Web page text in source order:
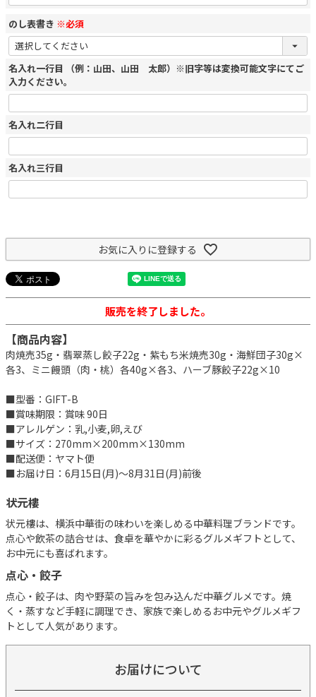
のし表書き ※必須
名入れ一行目 （例：山田、山田 太郎）※旧字等は変換可能文字にてご
入力ください。
名入れ二行目
名入れ三行目
お気に入りに登録する
販売を終了しました。
【商品内容】
肉焼売35g・翡翠蒸し餃子22g・紫もち米焼売30g・海鮮団子30g×
各3、ミニ饅頭（肉・桃）各40g×各3、ハーブ豚餃子22g×10
■型番：GIFT-B
■賞味期限：賞味 90日
■アレルゲン：乳,小麦,卵,えび
■サイズ：270mm×200mm×130mm
■配送便：ヤマト便
■お届け日：6月15日(月)～8月31日(月)前後
状元樓
状元樓は、横浜中華街の味わいを楽しめる中華料理ブランドです。
点心や飲茶の詰合せは、食卓を華やかに彩るグルメギフトとして、
お中元にも喜ばれます。
点心・餃子
点心・餃子は、肉や野菜の旨みを包み込んだ中華グルメです。焼
く・蒸すなど手軽に調理でき、家族で楽しめるお中元やグルメギフ
トとして人気があります。
お届けについて